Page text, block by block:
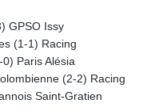
GPSO Issy
(1-1) Racing
Paris Alésia
(2-2) Racing
Saint-Gratien